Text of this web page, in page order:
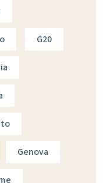
G20
Genova